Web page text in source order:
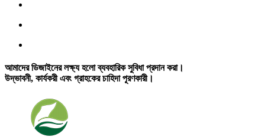
আমাদের ডিজাইনের লক্ষ্য হলো ব্যবহারিক সুবিধা প্রদান করা।
উদ্ভাবনী, কার্যকরী এবং গ্রাহকের চাহিদা পূরণকারী।